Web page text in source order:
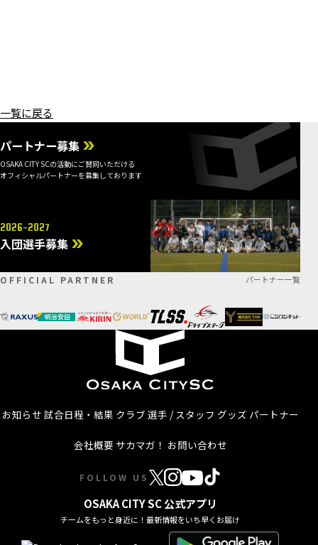
一覧に戻る
パートナー募集
OSAKA CITY SCの活動にご賛同いただける
オフィシャルパートナーを募集しております
2026-2027
入団選手募集
OFFICIAL PARTNER パートナー一覧
お知らせ 試合日程・結果 クラブ 選手 / スタッフ グッズ パートナー
会社概要 サカマガ！ お問い合わせ
FOLLOW US
OSAKA CITY SC 公式アプリ
チームをもっと身近に！最新情報をいち早くお届け